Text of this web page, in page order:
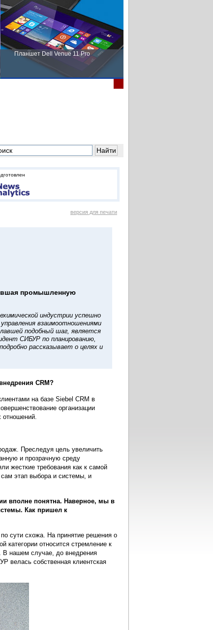
Планшет Dell Venue 11 Pro
версия для печати
промышленную
индустрии успешно
взаимоотношениями
подобный шаг, является
СИБУР по планированию,
рассказывает о целях и
CRM?
на базе Siebel CRM в
организации
отношений.
Преследуя цель увеличить
и прозрачную среду
жесткие требования как к самой
сам этап выбора и системы, и
вполне понятна. Наверное, мы в
Как пришел к
сути схожа. На принятие решения о
категории относится стремление к
В нашем случае, до внедрения
велась собственная клиентская